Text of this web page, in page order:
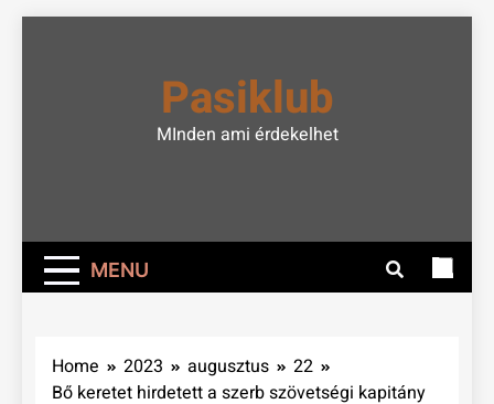
Pasiklub
MInden ami érdekelhet
MENU
Home 2023 augusztus
22
Bő keretet hirdetett a szerb szövetségi kapitány